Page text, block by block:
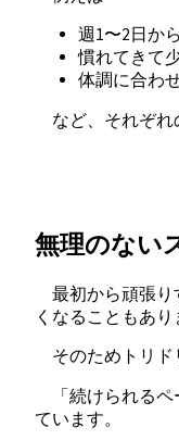
週1〜2日か
慣れてきて
体調に合わ
など、それぞれ
無理のない
最初から頑張り
くなることもあり
そのためトリド
「続けられるペ
ています。